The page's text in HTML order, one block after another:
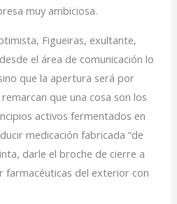
muy ambiciosa.
Figueiras, exultante,
el área de comunicación lo
que la apertura será por
que una cosa son los
activos fermentados en
medicación fabricada “de
darle el broche de cierre a
del exterior con